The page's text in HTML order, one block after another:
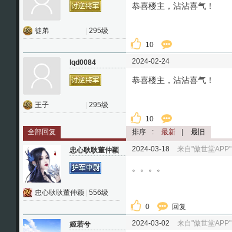
徒弟 295级
恭喜楼主，沾沾喜气！
10
lqd0084
王子 295级
2024-02-24
恭喜楼主，沾沾喜气！
10
全部回复
排序 : 最新 最旧
忠心耿耿董仲颖
忠心耿耿董仲颖 556级
2024-03-18 来自"傲世堂APP"
。。。。
0 回复
姬若兮 2024-03-02 来自"傲世堂APP"